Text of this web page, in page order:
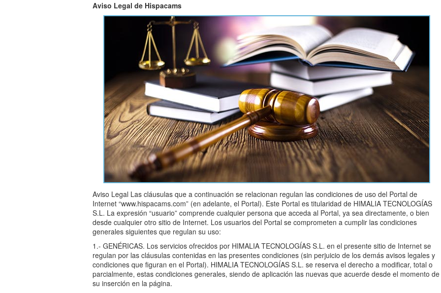
Aviso Legal de Hispacams
Aviso Legal Las cláusulas que a continuación se relacionan regulan las condiciones de uso del Portal de
Internet “www.hispacams.com” (en adelante, el Portal). Este Portal es titularidad de HIMALIA TECNOLOGÍAS
S.L. La expresión “usuario” comprende cualquier persona que acceda al Portal, ya sea directamente, o bien
desde cualquier otro sitio de Internet. Los usuarios del Portal se comprometen a cumplir las condiciones
generales siguientes que regulan su uso:
1.- GENÉRICAS. Los servicios ofrecidos por HIMALIA TECNOLOGÍAS S.L. en el presente sitio de Internet se
regulan por las cláusulas contenidas en las presentes condiciones (sin perjuicio de los demás avisos legales y
condiciones que figuran en el Portal). HIMALIA TECNOLOGÍAS S.L. se reserva el derecho a modificar, total o
parcialmente, estas condiciones generales, siendo de aplicación las nuevas que acuerde desde el momento de
su inserción en la página.